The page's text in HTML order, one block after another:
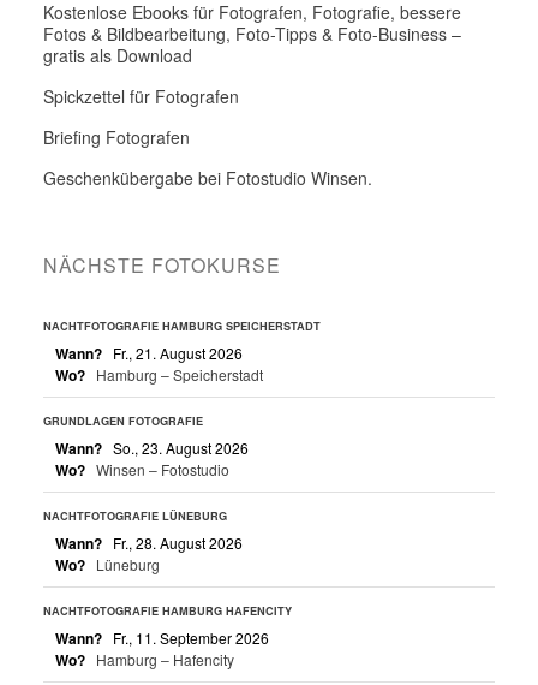
Kostenlose Ebooks für Fotografen, Fotografie, bessere
Fotos & Bildbearbeitung, Foto-Tipps & Foto-Business –
gratis als Download
Spickzettel für Fotografen
Briefing Fotografen
Geschenkübergabe bei Fotostudio Winsen.
NÄCHSTE FOTOKURSE
NACHTFOTOGRAFIE HAMBURG SPEICHERSTADT
Wann? Fr., 21. August 2026
Wo? Hamburg – Speicherstadt
GRUNDLAGEN FOTOGRAFIE
Wann? So., 23. August 2026
Wo? Winsen – Fotostudio
NACHTFOTOGRAFIE LÜNEBURG
Wann? Fr., 28. August 2026
Wo? Lüneburg
NACHTFOTOGRAFIE HAMBURG HAFENCITY
Wann? Fr., 11. September 2026
Wo? Hamburg – Hafencity